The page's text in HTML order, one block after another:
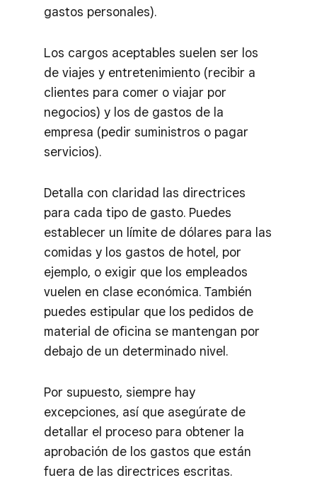
gastos personales).
Los cargos aceptables suelen ser los
de viajes y entretenimiento (recibir a
clientes para comer o viajar por
negocios) y los de gastos de la
empresa (pedir suministros o pagar
servicios).
Detalla con claridad las directrices
para cada tipo de gasto. Puedes
establecer un límite de dólares para las
comidas y los gastos de hotel, por
ejemplo, o exigir que los empleados
vuelen en clase económica. También
puedes estipular que los pedidos de
material de oficina se mantengan por
debajo de un determinado nivel.
Por supuesto, siempre hay
excepciones, así que asegúrate de
detallar el proceso para obtener la
aprobación de los gastos que están
fuera de las directrices escritas.